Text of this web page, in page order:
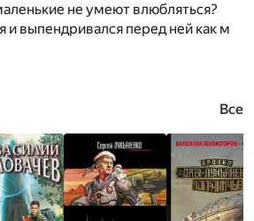
не умеют влюбляться?
и выпендривался перед ней как м
Все